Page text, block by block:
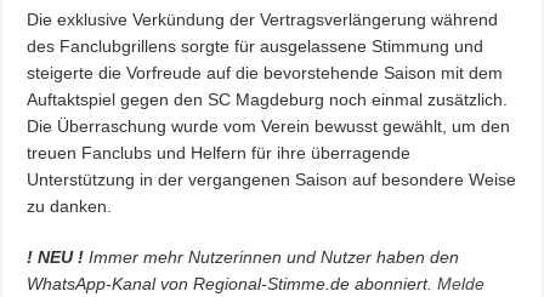
Die exklusive Verkündung der Vertragsverlängerung während
des Fanclubgrillens sorgte für ausgelassene Stimmung und
steigerte die Vorfreude auf die bevorstehende Saison mit dem
Auftaktspiel gegen den SC Magdeburg noch einmal zusätzlich.
Die Überraschung wurde vom Verein bewusst gewählt, um den
treuen Fanclubs und Helfern für ihre überragende
Unterstützung in der vergangenen Saison auf besondere Weise
zu danken.
! NEU ! Immer mehr Nutzerinnen und Nutzer haben den
WhatsApp-Kanal von Regional-Stimme.de abonniert.Melde